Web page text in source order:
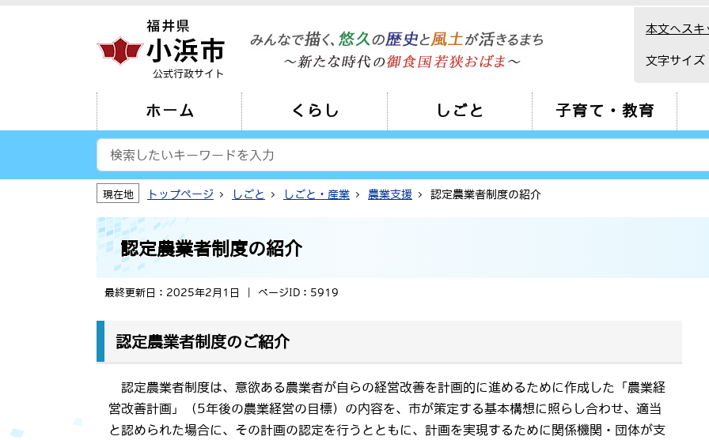
公式行政サイト
本文へスキ
文字サイズ
ホーム くらし しごと 子育て・教育
現在地 トップページ しごと しごと・産業 農業支援 認定農業者制度の紹介
認定農業者制度の紹介
最終更新日：2025年2月1日 ページID：5919
認定農業者制度のご紹介
認定農業者制度は、意欲ある農業者が自らの経営改善を計画的に進めるために作成した「農業経
営改善計画」（5年後の農業経営の目標）の内容を、市が策定する基本構想に照らし合わせ、適当
と認められた場合に、その計画の認定を行うとともに、計画を実現するために関係機関・団体が支